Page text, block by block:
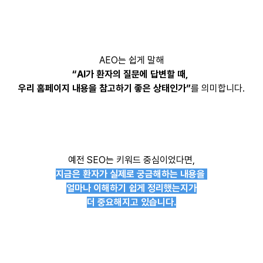
AEO는 쉽게 말해
“AI가 환자의 질문에 답변할 때,
우리 홈페이지 내용을 참고하기 좋은 상태인가”를 의미합니다.
예전 SEO는 키워드 중심이었다면,
지금은 환자가 실제로 궁금해하는 내용을
얼마나 이해하기 쉽게 정리했는지가
더 중요해지고 있습니다.